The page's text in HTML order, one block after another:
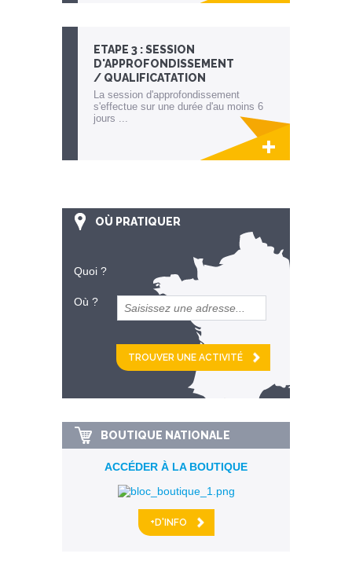
ETAPE 3 : SESSION
D'APPROFONDISSEMENT
/ QUALIFICATATION
La session d'approfondissement
s'effectue sur une durée d'au moins 6
jours ...
OÙ PRATIQUER
Quoi ?
Où ?
et
km alentour
BOUTIQUE NATIONALE
ACCÉDER À LA BOUTIQUE
+D'INFO